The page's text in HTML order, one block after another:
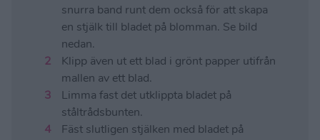
snurra band runt dem också för att skapa
en stjälk till bladet på blomman. Se bild
nedan.
Klipp även ut ett blad i grönt papper utifrån
mallen av ett blad.
Limma fast det utklippta bladet på
ståltrådsbunten.
Fäst slutligen stjälken med bladet på